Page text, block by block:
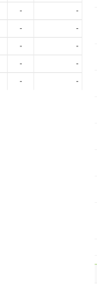
-
-
-
-
-
-
-
-
- -